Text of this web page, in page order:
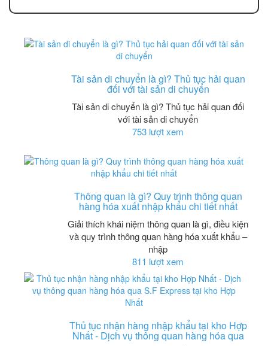
Tài sản di chuyển là gì? Thủ tục hải quan
đối với tài sản di chuyển
Tài sản di chuyển là gì? Thủ tục hải quan đối
với tài sản di chuyển
753 lượt xem
Thông quan là gì? Quy trình thông quan
hàng hóa xuất nhập khẩu chi tiết nhất
Giải thích khái niệm thông quan là gì, điều kiện
và quy trình thông quan hàng hóa xuất khẩu –
nhập
811 lượt xem
Thủ tục nhận hàng nhập khẩu tại kho Hợp
Nhất - Dịch vụ thông quan hàng hóa qua